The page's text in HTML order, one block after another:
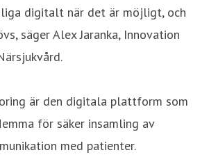
digitalt när det är möjligt, och
säger Alex Jaranka, Innovation
är den digitala plattform som
för säker insamling av
med patienter.